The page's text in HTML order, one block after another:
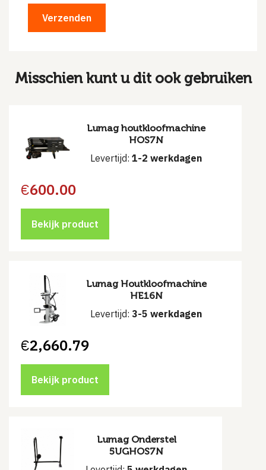
Misschien kunt u dit ook gebruiken
Lumag houtkloofmachine
HOS7N
Levertijd: 1-2 werkdagen
€600.00
Bekijk product
Lumag Houtkloofmachine
HE16N
Levertijd: 3-5 werkdagen
€2,660.79
Bekijk product
Lumag Onderstel
5UGHOS7N